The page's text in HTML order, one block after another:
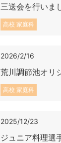
三送会を行いま
高校 家庭科
2026/2/16
荒川調節池オリ
高校 家庭科
2025/12/23
ジュニア料理選